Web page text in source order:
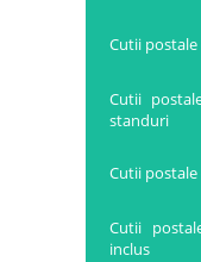
Cutii
Cutii
standuri
Cutii
Cutii
inclus